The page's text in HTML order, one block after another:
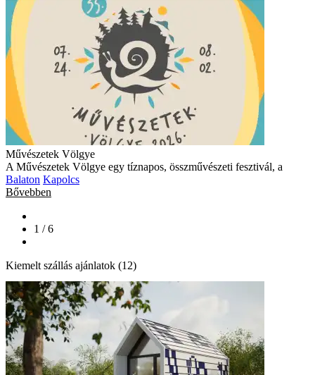
Művészetek Völgye
A Művészetek Völgye egy tíznapos, összművészeti fesztivál, a
Balaton Kapolcs
Bővebben
1 / 6
Kiemelt szállás ajánlatok (12)